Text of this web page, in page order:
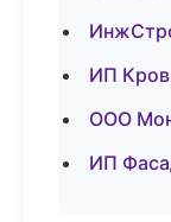
ИП
ООО
ИП